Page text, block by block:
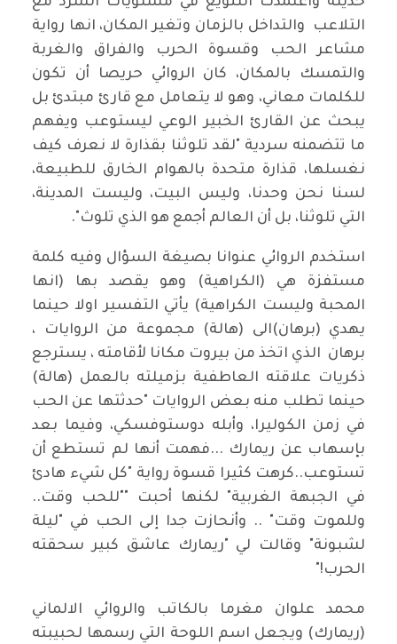
التلاعب والتداخل بالزمان وتغير المكان، انها رواية
مشاعر الحب وقسوة الحرب والفراق والغربة
والتمسك بالمكان، كان الروائي حريصا أن تكون
للكلمات معاني، وهو لا يتعامل مع قارئ مبتدئ بل
يبحث عن القارئ الخبير الوعي ليستوعب ويفهم
ما تتضمنه سردية "لقد تلوثنا بقذارة لا نعرف كيف
نغسلها، قذارة متحدة بالهوام الخارق للطبيعة،
لسنا نحن وحدنا، وليس البيت، وليست المدينة،
التي تلوثنا، بل أن العالم أجمع هو الذي تلوث".
استخدم الروائي عنوانا بصيغة السؤال وفيه كلمة
مستفزة هي (الكراهية) وهو يقصد بها (انها
المحبة وليست الكراهية) يأتي التفسير اولا حينما
يهدي (برهان)الى (هالة) مجموعة من الروايات ،
برهان الذي اتخذ من بيروت مكانا لأقامته ، يسترجع
ذكريات علاقته العاطفية بزميلته بالعمل (هالة)
حينما تطلب منه بعض الروايات "حدثتها عن الحب
في زمن الكوليرا، وأبله دوستوفسكي، وفيما بعد
بإسهاب عن ريمارك ...فهمت أنها لم تستطع أن
تستوعب..كرهت كثيرا قسوة رواية "كل شيء هادئ
في الجبهة الغربية" لكنها أحبت ""للحب وقت..
وللموت وقت" .. وأنحازت جدا إلى الحب في "ليلة
لشبونة" وقالت لي "ريمارك عاشق كبير سحقته
الحرب!"
محمد علوان مغرما بالكاتب والروائي الالماني
(ريمارك) ويجعل اسم اللوحة التي رسمها لحبيبته